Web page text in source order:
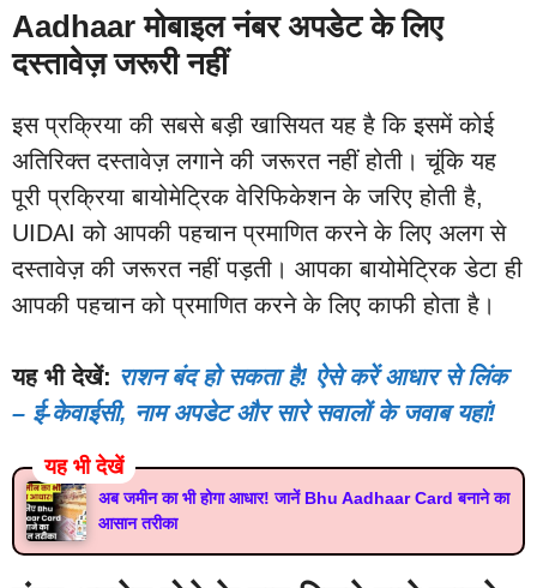
Aadhaar मोबाइल नंबर अपडेट के लिए
दस्तावेज़ जरूरी नहीं
इस प्रक्रिया की सबसे बड़ी खासियत यह है कि इसमें कोई
अतिरिक्त दस्तावेज़ लगाने की जरूरत नहीं होती। चूंकि यह
पूरी प्रक्रिया बायोमेट्रिक वेरिफिकेशन के जरिए होती है,
UIDAI को आपकी पहचान प्रमाणित करने के लिए अलग से
दस्तावेज़ की जरूरत नहीं पड़ती। आपका बायोमेट्रिक डेटा ही
आपकी पहचान को प्रमाणित करने के लिए काफी होता है।
यह भी देखें: राशन बंद हो सकता है! ऐसे करें आधार से लिंक
– ई-केवाईसी, नाम अपडेट और सारे सवालों के जवाब यहां!
यह भी देखें
अब जमीन का भी होगा आधार! जानें Bhu Aadhaar Card बनाने का
आसान तरीका